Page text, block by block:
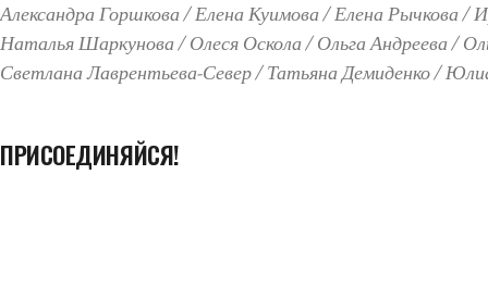
Александра Горшкова Елена Куимова Елена Рычкова
Наталья Шаркунова
Олеся Оскола Ольга Андреева
Светлана Лаврентьева-Север
Татьяна Демиденко
ПРИСОЕДИНЯЙСЯ!